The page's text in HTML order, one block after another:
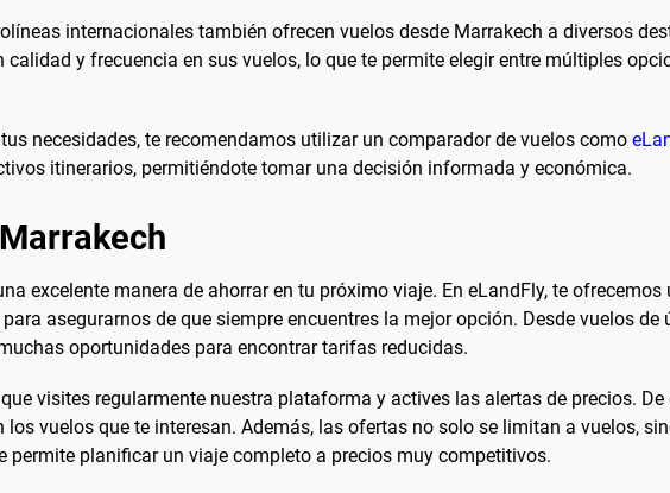
internacionales también ofrecen vuelos desde Marrakech a diversos
y frecuencia en sus vuelos, lo que te permite elegir entre múltiples
necesidades, te recomendamos utilizar un comparador de vuelos como
itinerarios, permitiéndote tomar una decisión informada y económica.
excelente manera de ahorrar en tu próximo viaje. En eLandFly, te
asegurarnos de que siempre encuentres la mejor opción. Desde vuelos
oportunidades para encontrar tarifas reducidas.
visites regularmente nuestra plataforma y actives las alertas de precios. De
vuelos que te interesan. Además, las ofertas no solo se limitan a vuelos,
permite planificar un viaje completo a precios muy competitivos.